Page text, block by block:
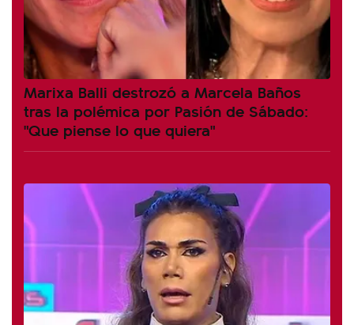
Marixa Balli destrozó a Marcela Baños
tras la polémica por Pasión de Sábado:
"Que piense lo que quiera"